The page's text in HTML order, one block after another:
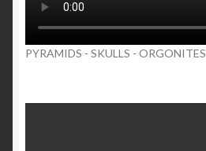
PYRAMIDS - SKULLS - ORGONITES